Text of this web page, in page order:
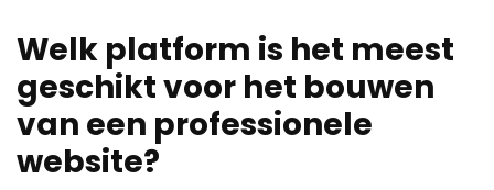
Welk platform is het meest
geschikt voor het bouwen
van een professionele
website?